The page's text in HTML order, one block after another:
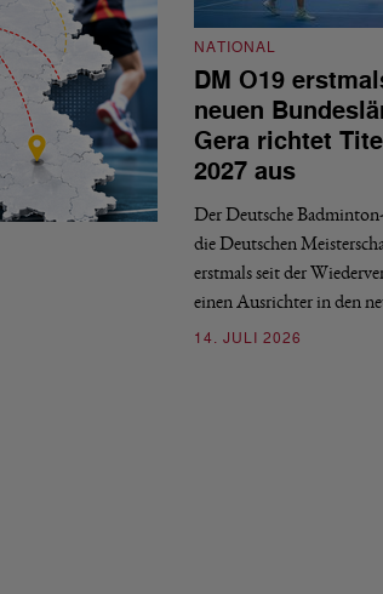
NATIONAL
DM O19
neuen
Gera richtet
2027 aus
Der Deutsche
die Deutschen
erstmals seit der
einen Ausrichter in den
14. JULI 2026